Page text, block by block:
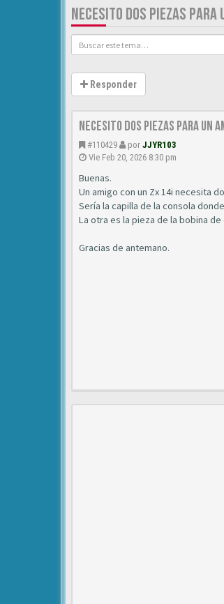
NECESITO DOS PIEZAS PARA
Responder
Necesito dos piezas para un
#110429 por JJYR103
Vie Feb 20, 2026 8:30 pm
Buenas.
Un amigo con un Zx 14i necesita
Sería la capilla de la consola
La otra es la pieza de la bobina
Gracias de antemano.